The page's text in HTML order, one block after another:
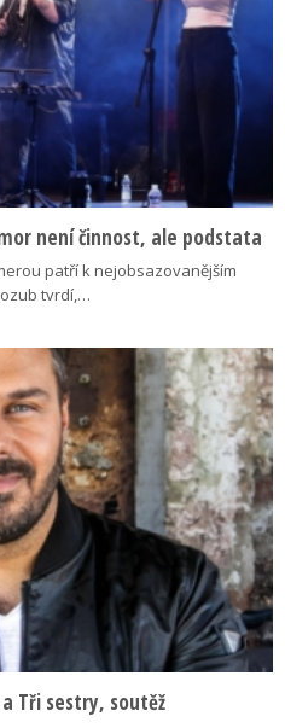
není činnost, ale podstata
patří k nejobsazovanějším
tvrdí,…
Tři sestry, soutěž